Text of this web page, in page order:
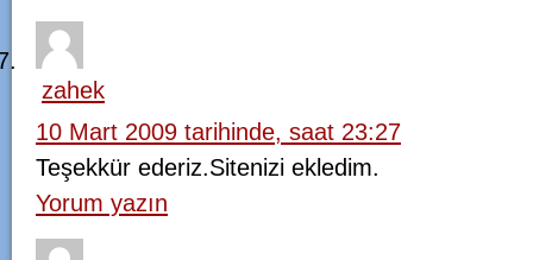
zahek
10 Mart 2009 tarihinde, saat 23:27
Teşekkür ederiz.Sitenizi ekledim.
Yorum yazın